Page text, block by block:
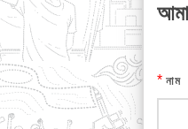
* নাম